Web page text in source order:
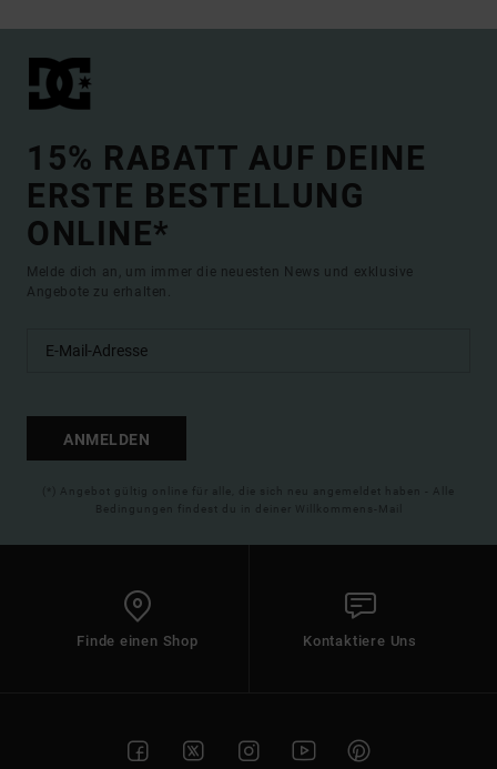
15% RABATT AUF DEINE
ERSTE BESTELLUNG
ONLINE*
Melde dich an, um immer die neuesten News und exklusive
Angebote zu erhalten.
ANMELDEN
(*) Angebot gültig online für alle, die sich neu angemeldet haben - Alle
Bedingungen findest du in deiner Willkommens-Mail
Finde einen Shop Kontaktiere Uns